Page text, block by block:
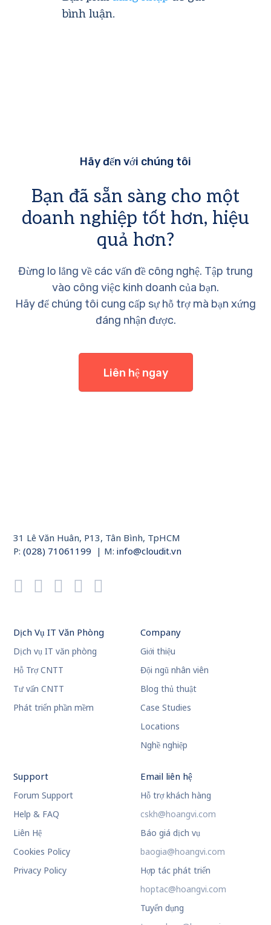
bình luận.
Hãy đến với chúng tôi
Bạn đã sẵn sàng cho một
doanh nghiệp tốt hơn, hiệu
quả hơn?
Đừng lo lắng về các vấn đề công nghệ. Tập trung
vào công việc kinh doanh của bạn.
Hãy để chúng tôi cung cấp sự hỗ trợ mà bạn xứng
đáng nhận được.
Liên hệ ngay
31 Lê Văn Huân, P13, Tân Bình, TpHCM
P:(028) 71061199 | M:info@cloudit.vn
Dịch Vụ IT Văn Phòng
Dịch vụ IT văn phòng
Hỗ Trợ CNTT
Tư vấn CNTT
Phát triển phần mềm
Company
Giới thiệu
Đội ngũ nhân viên
Blog thủ thuật
Case Studies
Locations
Nghề nghiệp
Support
Forum Support
Help & FAQ
Liên Hệ
Cookies Policy
Privacy Policy
Email liên hệ
Hỗ trợ khách hàng
cskh@hoangvi.com
Báo giá dịch vụ
baogia@hoangvi.com
Hợp tác phát triển
hoptac@hoangvi.com
Tuyển dụng